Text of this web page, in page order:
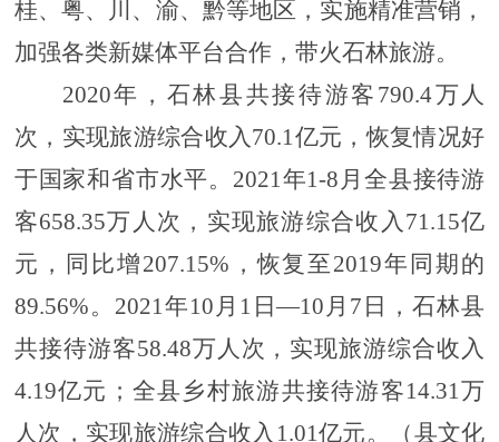
桂、粤、川、渝、黔等地区，实施精准营销，
加强各类新媒体平台合作，带火石林旅游。
2020年，石林县共接待游客790.4万人
次，实现旅游综合收入70.1亿元，恢复情况好
于国家和省市水平。2021年1-8月全县接待游
客658.35万人次，实现旅游综合收入71.15亿
元，同比增207.15%，恢复至2019年同期的
89.56%。2021年10月1日—10月7日，石林县
共接待游客58.48万人次 ， 实现旅游综合收入
4.19亿元 ； 全县乡村旅游共接待游客14.31万
人次，实现旅游综合收入 1.01亿元。（县文化